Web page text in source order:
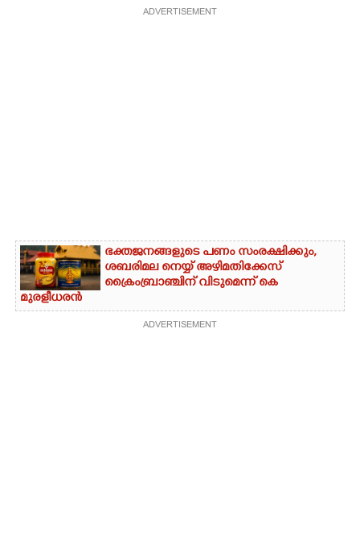
ADVERTISEMENT
ഭക്തജനങ്ങളുടെ പണം സംരക്ഷിക്കും,
ശബരിമല നെയ്യ് അഴിമതിക്കേസ്
ക്രൈംബ്രാഞ്ചിന് വിടുമെന്ന് കെ
മുരളീധരൻ
ADVERTISEMENT